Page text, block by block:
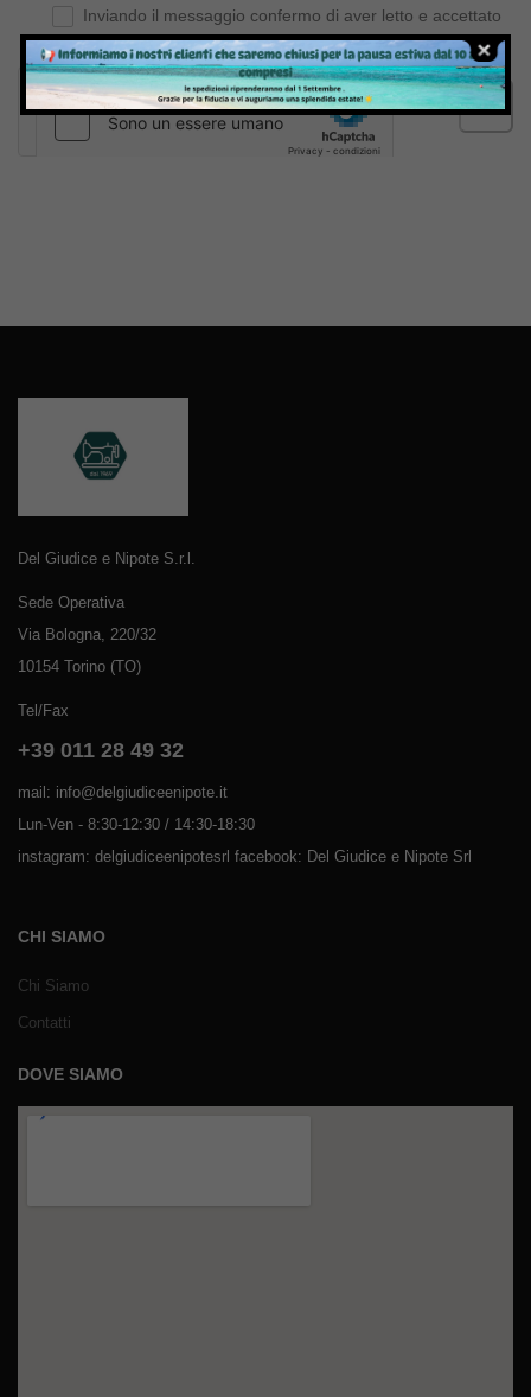
Inviando il messaggio confermo di aver letto e accettato
Termini e condizionidel sito web
Invia
Del Giudice e Nipote S.r.l.
Sede Operativa
Via Bologna, 220/32
10154 Torino (TO)
Tel/Fax
+39 011 28 49 32
mail: info@delgiudiceenipote.it
Lun-Ven - 8:30-12:30 / 14:30-18:30
instagram: delgiudiceenipotesrl facebook: Del Giudice e Nipote Srl
CHI SIAMO
Chi Siamo
Contatti
DOVE SIAMO